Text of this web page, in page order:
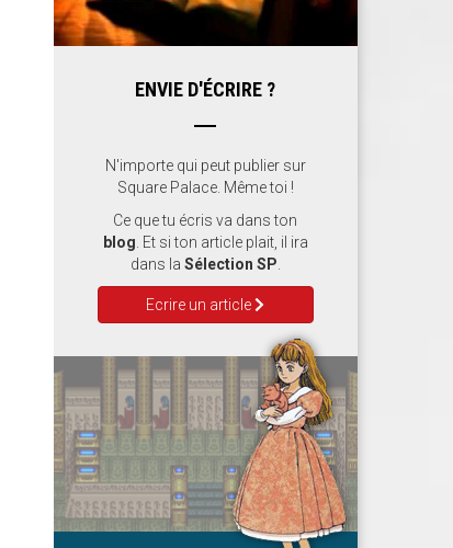
ENVIE D'ÉCRIRE ?
N'importe qui peut publier sur
Square Palace. Même toi !
Ce que tu écris va dans ton
blog . Et si ton article plait, il ira
dans la Sélection SP
Ecrire un article